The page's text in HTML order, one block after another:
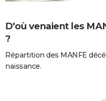
D'où venaient les
?
Répartition des MANFE
naissance.